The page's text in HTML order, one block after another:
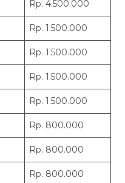
Rp. 4.500.000
Rp. 1.500.000
Rp. 1.500.000
Rp. 1.500.000
Rp. 1.500.000
Rp. 800.000
Rp. 800.000
Rp. 800.000